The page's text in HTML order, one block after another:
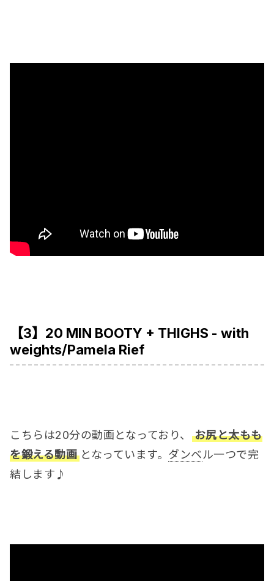
【3】20 MIN BOOTY + THIGHS - with
weights/Pamela Rief
こちらは20分の動画となっており、
お尻と太もも
を鍛える動画 となっています。 ダンベル一つで完
結します♪